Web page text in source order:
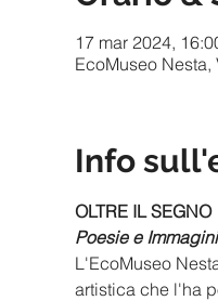
17 mar 2024,
EcoMuseo Nesta,
Info
OLTRE IL SEGNO
Poesie e
L'EcoMuseo
artistica che l'ha